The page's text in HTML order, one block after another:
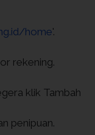
home'.
rekening.
klik Tambah
penipuan.